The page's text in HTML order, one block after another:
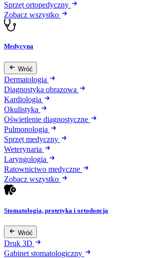
Sprzęt ortopedyczny
Zobacz wszystko
Medycyna
Wróć
Dermatologia
Diagnostyka obrazowa
Kardiologia
Okulistyka
Oświetlenie diagnostyczne
Pulmonologia
Sprzęt medyczny
Weterynaria
Laryngologia
Ratownictwo medyczne
Zobacz wszystko
Stomatologia, protetyka i ortodoncja
Wróć
Druk 3D
Gabinet stomatologiczny